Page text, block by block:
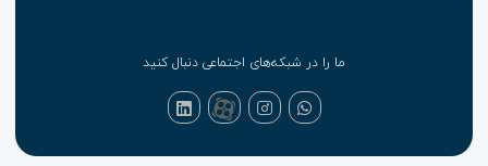
ما را در شبکه‌های اجتماعی دنبال کنید